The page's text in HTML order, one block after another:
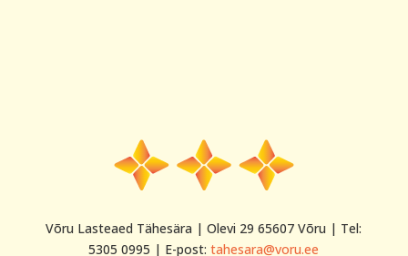
Võru Lasteaed Tähesära | Olevi 29 65607 Võru | Tel:
5305 0995 | E-post:tahesara@voru.ee